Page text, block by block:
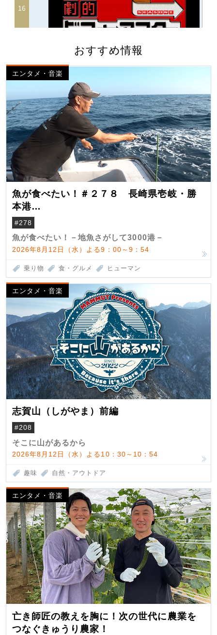
おすすめ情報
エンタメ・音楽
魚が食べたい！＃２７８ 長崎県壱岐・勝
本港
（クロマグロ）
#278
魚が食べたい！－地魚さがして3000港－
2026年8月12日（水）よる9：00～9：54
乗り物 食・グルメ ヒューマン
エンタメ・音楽
志賀山（しがやま）前編
#208
そこに山があるから
2026年8月12日（水）よる10：30～10：54
趣味 自然・アウトドア
エンタメ・音楽
亡き師匠の教えを胸に！次の世代に農業を
つなぐきゅうり農家！